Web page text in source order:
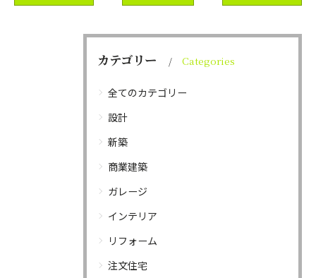
カテゴリー Categories
全てのカテゴリー
設計
新築
商業建築
ガレージ
インテリア
リフォーム
注文住宅